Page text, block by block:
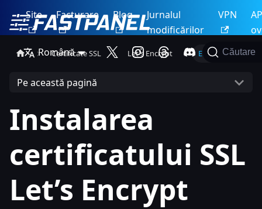
Site Facturare Blog
Jurnalul
modificărilor
VPN
Română
Căutare
Certificate SSL Let's Encrypt Emitere
Pe această pagină
Instalarea
certificatului SSL
Let’s Encrypt